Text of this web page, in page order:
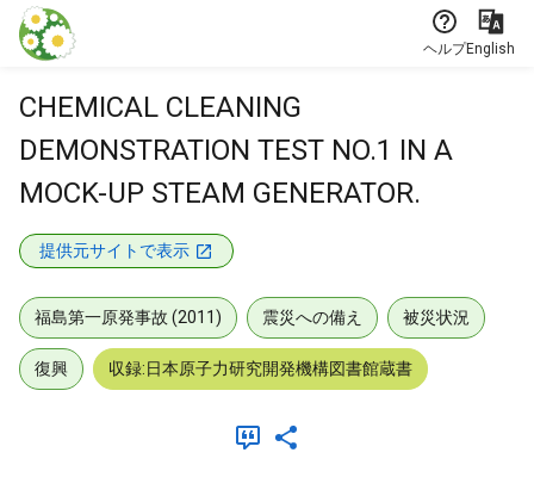
本文に飛ぶ
ヘルプEnglish
CHEMICAL CLEANING
DEMONSTRATION TEST NO.1 IN A
MOCK-UP STEAM GENERATOR.
提供元サイトで表示
福島第一原発事故 (2011) 震災への備え 被災状況
復興 収録:日本原子力研究開発機構図書館蔵書